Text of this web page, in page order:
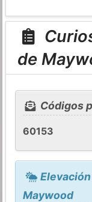
de
Códigos
60153
Maywood